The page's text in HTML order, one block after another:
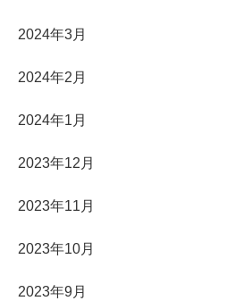
2024年3月
2024年2月
2024年1月
2023年12月
2023年11月
2023年10月
2023年9月